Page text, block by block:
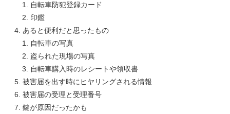
自転車防犯登録カード
印鑑
あると便利だと思ったもの
自転車の写真
盗られた現場の写真
自転車購入時のレシートや領収書
被害届を出す時にヒヤリングされる情報
被害届の受理と受理番号
鍵が原因だったかも